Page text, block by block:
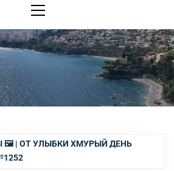
меню
🖼 | ОТ УЛЫБКИ ХМУРЫЙ ДЕНЬ